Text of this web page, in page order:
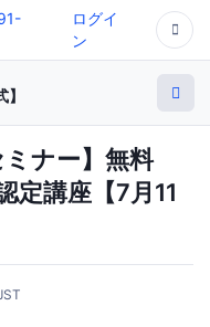
ログイ
ン
ナー】無料
定講座【7月11